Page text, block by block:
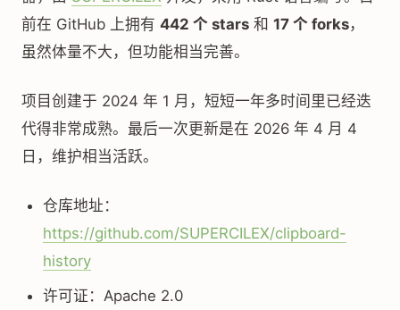
前在 GitHub 上拥有 442 个 stars 和 17 个 forks，
虽然体量不大，但功能相当完善。
项目创建于 2024 年 1 月，短短一年多时间里已经迭
代得非常成熟。最后一次更新是在 2026 年 4 月 4
日，维护相当活跃。
仓库地址：
https://github.com/SUPERCILEX/clipboard-
history
许可证：Apache 2.0